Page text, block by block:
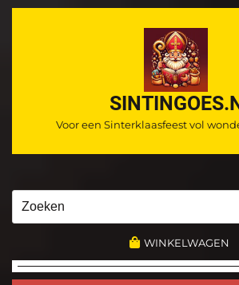
Ga
Voor een Sinterklaasfeest vol
WINKELWAGEN